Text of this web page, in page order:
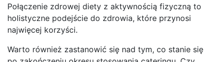
Połączenie zdrowej diety z aktywnością fizyczną to
holistyczne podejście do zdrowia, które przynosi
najwięcej korzyści.
Warto również zastanowić się nad tym, co stanie się